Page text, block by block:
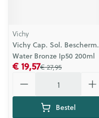
Vichy
Vichy Cap. Sol. Bescherm.
Water Bronze Ip50 200ml
€ 27,95
€ 19,57
Bestel